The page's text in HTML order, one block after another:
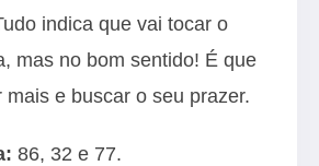
indica que vai tocar o
mas no bom sentido! É que
mais e buscar o seu prazer.
86, 32 e 77.